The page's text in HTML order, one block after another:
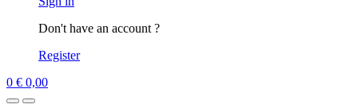
Don't have an account ?
Register
0 € 0,00